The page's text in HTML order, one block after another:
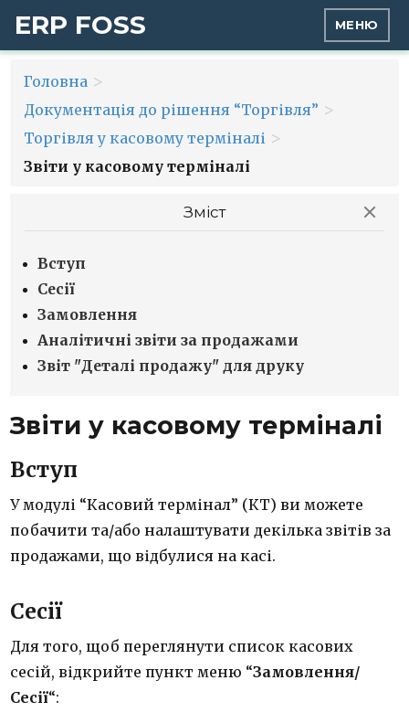
ERP FOSS МЕНЮ
Головна >
Документація до рішення “Торгівля” >
Торгівля у касовому терміналі >
Звіти у касовому терміналі
Зміст
Вступ
Сесії
Замовлення
Аналітичні звіти за продажами
Звіт "Деталі продажу" для друку
Звіти у касовому терміналі
Вступ
У модулі “Касовий термінал” (КТ) ви можете
побачити та/або налаштувати декілька звітів за
продажами, що відбулися на касі.
Сесії
Для того, щоб переглянути список касових
сесій, відкрийте пункт меню “Замовлення/
Сесії“: